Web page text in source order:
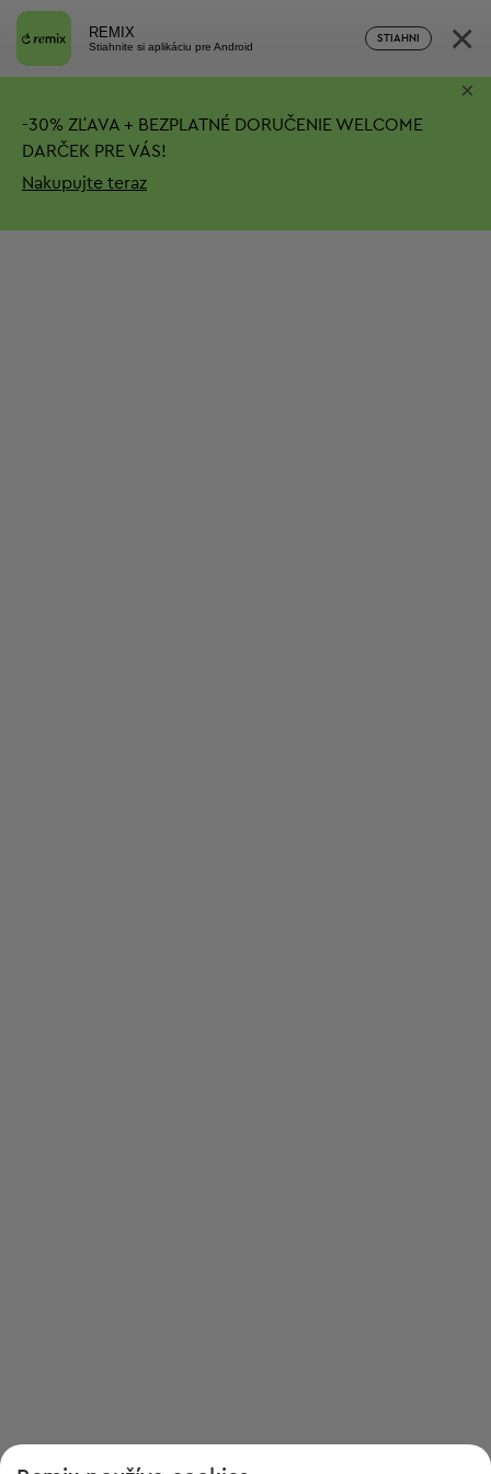
REMIX
Stiahnite si aplikáciu pre Android
STIAHNI ×
-30% ZĽAVA + BEZPLATNÉ DORUČENIE WELCOME
DARČEK PRE VÁS!
Nakupujte teraz
×